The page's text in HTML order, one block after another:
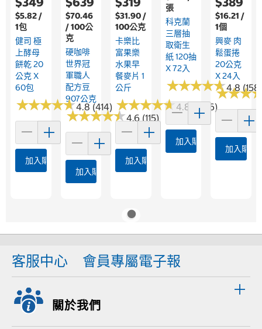
$5.82 /
1包
健司 極
上酵母
餅乾 20
公克 X
60包
★★★★★
★★★★★4.8 (414)
加入購物車
$70.46
/ 100公
克
硬咖啡
世界冠
軍職人
配方豆
907公克
★★★★★
★★★★★4.6 (115)
加入購物車
$31.90 /
100公克
卡樂比
富果樂
水果早
餐麥片 1
公斤
★★★★★
★★★★★4.8 (1326)
加入購物車
張
科克蘭
三層抽
取衛生
紙 120抽
X 72入
★★★★★
★★★★★4.8
加入購物車
$16.21 /
1個
興麥 肉
鬆蛋捲
20公克
X 24入
★★★
★★★
加入購物
客服中心 會員專屬電子報
關於我們